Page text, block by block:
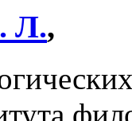
Л.,